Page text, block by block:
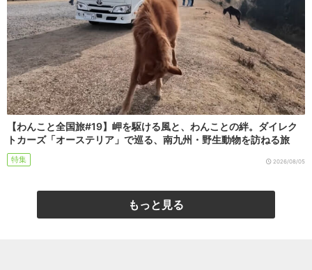
【わんこと全国旅#19】岬を駆ける風と、わんことの絆。ダイレク
トカーズ「オーステリア」で巡る、南九州・野生動物を訪ねる旅
特集 2026/08/05
もっと見る